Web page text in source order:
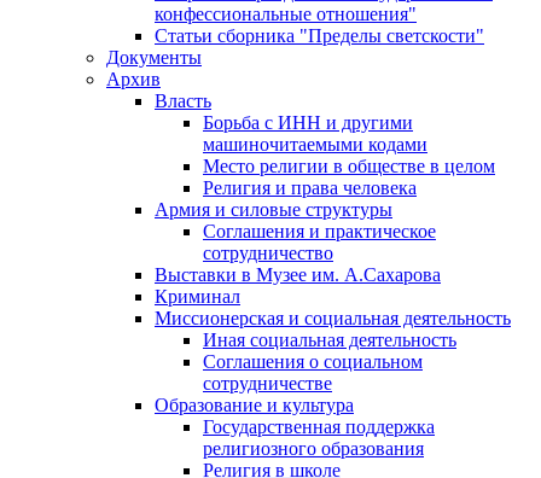
конфессиональные отношения"
Статьи сборника "Пределы светскости"
Документы
Архив
Власть
Борьба с ИНН и другими
машиночитаемыми кодами
Место религии в обществе в целом
Религия и права человека
Армия и силовые структуры
Соглашения и практическое
сотрудничество
Выставки в Музее им. А.Сахарова
Криминал
Миссионерская и социальная деятельность
Иная социальная деятельность
Соглашения о социальном
сотрудничестве
Образование и культура
Государственная поддержка
религиозного образования
Религия в школе